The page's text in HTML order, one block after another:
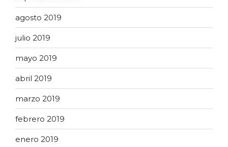
agosto 2019
julio 2019
mayo 2019
abril 2019
marzo 2019
febrero 2019
enero 2019